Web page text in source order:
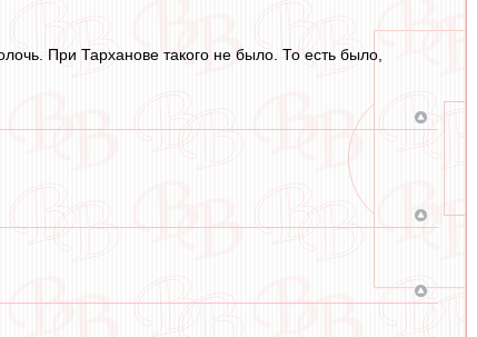
При Тарханове такого не было. То есть было,